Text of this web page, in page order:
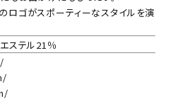
ロゴがスポーティーなスタイルを演
ステル21％